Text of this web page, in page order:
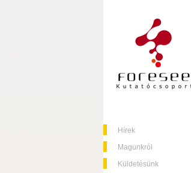
Hírek
Magunkról
Küldetésünk